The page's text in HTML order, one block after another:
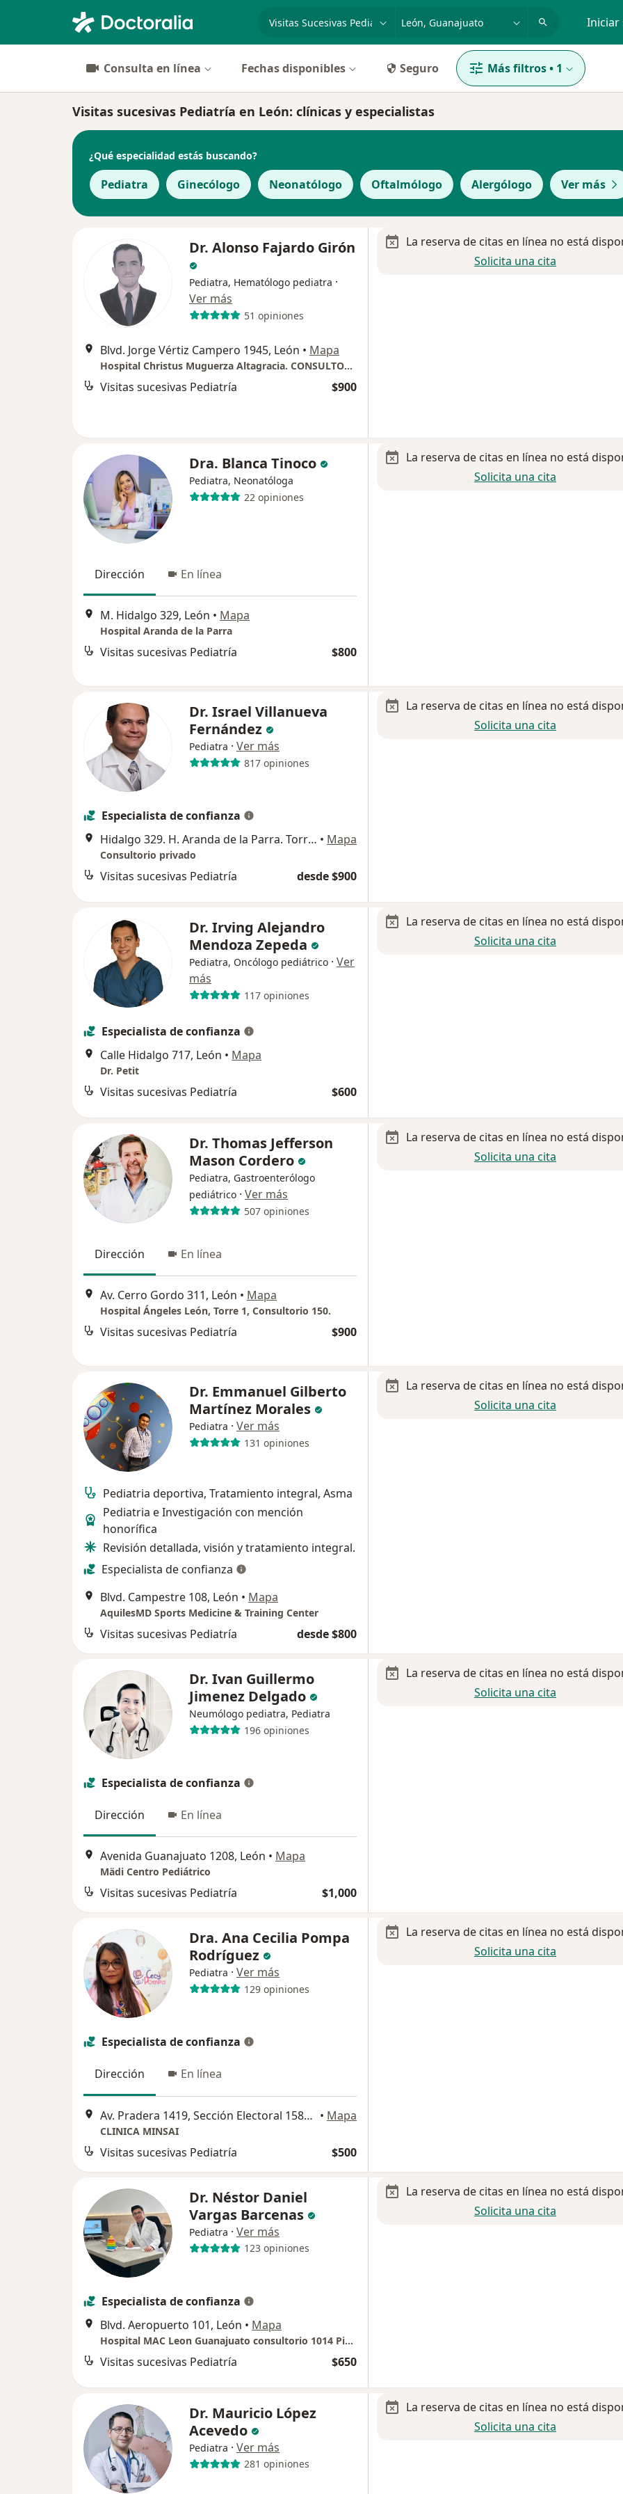
especialidad, enfermedad o nombre
p. ej. Guadalajara Iniciar
Consulta en línea Fechas disponibles Seguro Más filtros• 1
Visitas sucesivas Pediatría en León: clínicas y especialistas
¿Qué especialidad estás buscando?
Pediatra Ginecólogo Neonatólogo Oftalmólogo Alergólogo Ver más
Dr. Alonso Fajardo Girón
Pediatra, Hematólogo pediatra ·
Ver más
51 opiniones
Blvd. Jorge Vértiz Campero 1945, León • Mapa
Hospital Christus Muguerza Altagracia. CONSULTORIO 321
Visitas sucesivas Pediatría $900
La reserva de citas en línea no está
Solicita una cita
Dra. Blanca Tinoco
Pediatra, Neonatóloga
22 opiniones
Dirección En línea
M. Hidalgo 329, León • Mapa
Hospital Aranda de la Parra
Visitas sucesivas Pediatría $800
La reserva de citas en línea no está
Solicita una cita
Dr. Israel Villanueva
Fernández
Pediatra · Ver más
817 opiniones
Especialista de confianza
Hidalgo 329. H. Aranda de la Parra. Torre pediátrica, 3er piso ., León • Mapa
Consultorio privado
Visitas sucesivas Pediatría desde $900
La reserva de citas en línea no está
Solicita una cita
Dr. Irving Alejandro
Mendoza Zepeda
Pediatra, Oncólogo pediátrico · Ver
más
117 opiniones
Especialista de confianza
Calle Hidalgo 717, León • Mapa
Dr. Petit
Visitas sucesivas Pediatría $600
La reserva de citas en línea no está
Solicita una cita
Dr. Thomas Jefferson
Mason Cordero
Pediatra, Gastroenterólogo
pediátrico · Ver más
507 opiniones
Dirección En línea
Av. Cerro Gordo 311, León • Mapa
Hospital Ángeles León, Torre 1, Consultorio 150.
Visitas sucesivas Pediatría $900
La reserva de citas en línea no está
Solicita una cita
Dr. Emmanuel Gilberto
Martínez Morales
Pediatra · Ver más
131 opiniones
Pediatria deportiva, Tratamiento integral, Asma
Pediatria e Investigación con mención
honorífica
Revisión detallada, visión y tratamiento integral.
Especialista de confianza
Blvd. Campestre 108, León • Mapa
AquilesMD Sports Medicine & Training Center
Visitas sucesivas Pediatría desde $800
La reserva de citas en línea no está
Solicita una cita
Dr. Ivan Guillermo
Jimenez Delgado
Neumólogo pediatra, Pediatra
196 opiniones
Especialista de confianza
Dirección En línea
Avenida Guanajuato 1208, León • Mapa
Mädi Centro Pediátrico
Visitas sucesivas Pediatría $1,000
La reserva de citas en línea no está
Solicita una cita
Dra. Ana Cecilia Pompa
Rodríguez
Pediatra · Ver más
129 opiniones
Especialista de confianza
Dirección En línea
Av. Pradera 1419, Sección Electoral 1581, Sta Maria del Granjeno, 37520 León de los Aldama, Gto., León • Mapa
CLINICA MINSAI
Visitas sucesivas Pediatría $500
La reserva de citas en línea no está
Solicita una cita
Dr. Néstor Daniel
Vargas Barcenas
Pediatra · Ver más
123 opiniones
Especialista de confianza
Blvd. Aeropuerto 101, León • Mapa
Hospital MAC Leon Guanajuato consultorio 1014 Piso 10
Visitas sucesivas Pediatría $650
La reserva de citas en línea no está
Solicita una cita
Dr. Mauricio López
Acevedo
Pediatra · Ver más
281 opiniones
La reserva de citas en línea no está
Solicita una cita